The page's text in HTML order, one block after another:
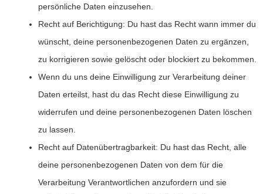
persönliche Daten einzusehen.
Recht auf Berichtigung: Du hast das Recht wann immer du
wünscht, deine personenbezogenen Daten zu ergänzen,
zu korrigieren sowie gelöscht oder blockiert zu bekommen.
Wenn du uns deine Einwilligung zur Verarbeitung deiner
Daten erteilst, hast du das Recht diese Einwilligung zu
widerrufen und deine personenbezogenen Daten löschen
zu lassen.
Recht auf Datenübertragbarkeit: Du hast das Recht, alle
deine personenbezogenen Daten von dem für die
Verarbeitung Verantwortlichen anzufordern und sie